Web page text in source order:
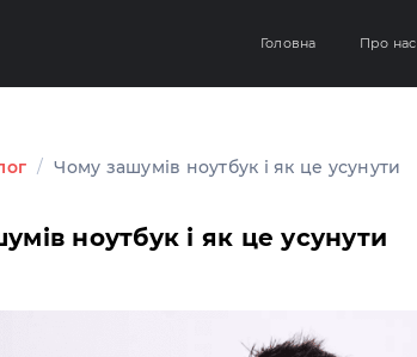
Головна Про нас
/ Чому зашумів ноутбук і як це усунути
ноутбук і як це усунути